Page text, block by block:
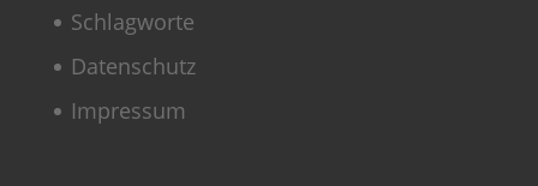
Schlagworte
Datenschutz
Impressum